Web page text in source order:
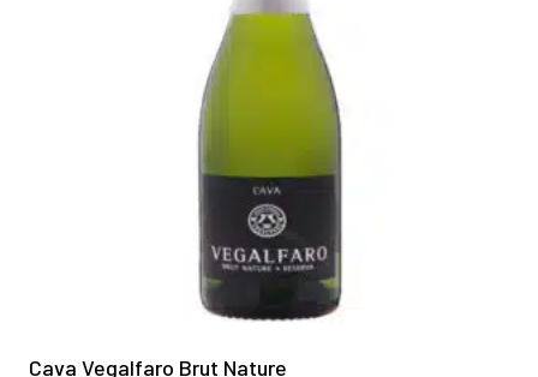
Cava Vegalfaro Brut Nature